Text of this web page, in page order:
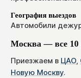
География выездов
Автомобили
Москва — все 10
Приезжаем в ЦАО,
Новую Москву.